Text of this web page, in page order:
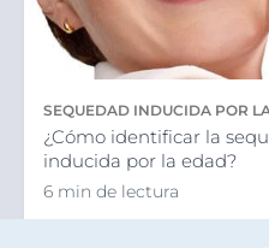
SEQUEDAD INDUCIDA POR
¿Cómo identificar la
inducida por la edad?
6 min de lectura